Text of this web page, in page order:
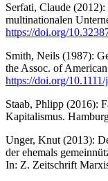
Serfati, Claude
multinationalen
https://doi.org/
Smith, Neils (1987):
the Assoc. of
https://doi.org/
Staab, Phlipp (2016):
Kapitalismus.
Unger, Knut (2013):
der ehemals
In: Z. Zeitschrift